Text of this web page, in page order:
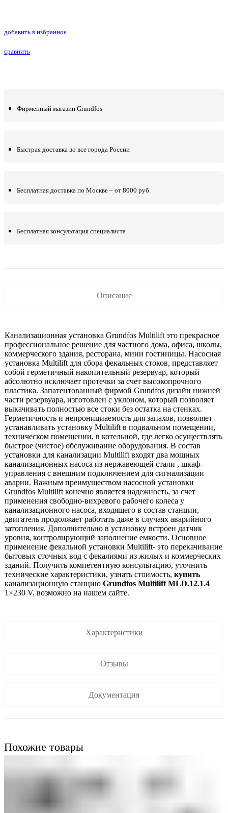
добавить в избранное
сравнить
Фирменный магазин Grundfos
Быстрая доставка во все города России
Бесплатная доставка по Москве – от 8000 руб.
Бесплатная консультация специалиста
Описание
Канализационная установка Grundfos Multilift это прекрасное
профессиональное решение для частного дома, офиса, школы,
коммерческого здания, ресторана, мини гостиницы. Насосная
установка Multilift для сбора фекальных стоков, представляет
собой герметичный накопительный резервуар, который
абсолютно исключает протечки за счет высокопрочного
пластика. Запатентованный фирмой Grundfos дизайн нижней
части резервуара, изготовлен с уклоном, который позволяет
выкачивать полностью все стоки без остатка на стенках.
Герметичность и непронициаемость для запахов, позволяет
устанавливать установку Multilift в подвальном помещении,
техническом помещении, в котельной, где легко осуществлять
быстрое (чистое) обслуживание оборудования. В состав
установки для канализации Multilift входят два мощных
канализационных насоса из нержавеющей стали , шкаф-
управления с внешним подключением для сигнализации
аварии. Важным преимуществом насосной установки
Grundfos Multilift конечно является надежность, за счет
применения свободно-вихревого рабочего колеса у
канализационного насоса, входящего в состав станции,
двигатель продолжает работать даже в случаях аварийного
затопления. Дополнительно в установку встроен датчик
уровня, контролирующий заполнение емкости. Основное
применение фекальной установки Multilift- это перекачивание
бытовых сточных вод с фекалиями из жилых и коммерческих
зданий. Получить компетентную консультацию, уточнить
технические характеристики, узнать стоимость, купить
канализационную станцию Grundfos Multilift MLD.12.1.4
1×230 V, возможно на нашем сайте.
Характеристики
Отзывы
Документация
Похожие товары